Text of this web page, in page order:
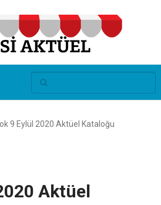
9 Eylül 2020 Aktüel Kataloğu
Aktüel